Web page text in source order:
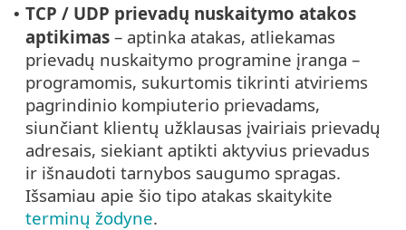
• TCP / UDP prievadų nuskaitymo atakos
aptikimas – aptinka atakas, atliekamas
prievadų nuskaitymo programine įranga –
programomis, sukurtomis tikrinti atviriems
pagrindinio kompiuterio prievadams,
siunčiant klientų užklausas įvairiais prievadų
adresais, siekiant aptikti aktyvius prievadus
ir išnaudoti tarnybos saugumo spragas.
Išsamiau apie šio tipo atakas skaitykite
terminų žodyne.